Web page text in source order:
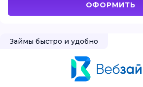
ОФОРМИТЬ
Займы быстро и удобно